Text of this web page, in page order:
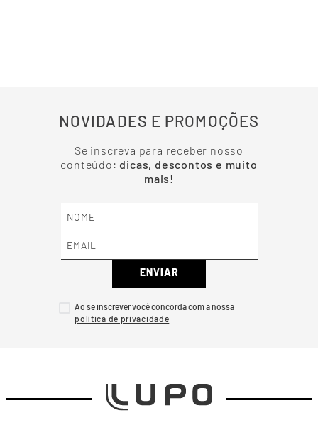
NOVIDADES E PROMOÇÕES
Se inscreva para receber nosso
conteúdo: dicas, descontos e muito
mais!
ENVIAR
Ao se inscrever você concorda com a nossa